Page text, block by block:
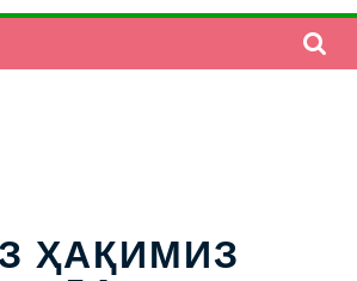
ҲАҚИМИЗ